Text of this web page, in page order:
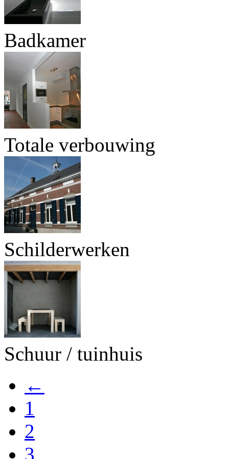
Badkamer
Totale verbouwing
Schilderwerken
Schuur / tuinhuis
←
1
2
3